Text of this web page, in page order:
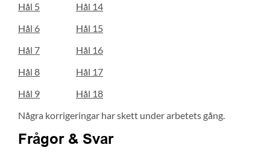
Hål 5
Hål 14
Hål 6
Hål 15
Hål 7
Hål 16
Hål 8
Hål 17
Hål 9
Hål 18
Några korrigeringar har skett under arbetets gång.
Frågor & Svar